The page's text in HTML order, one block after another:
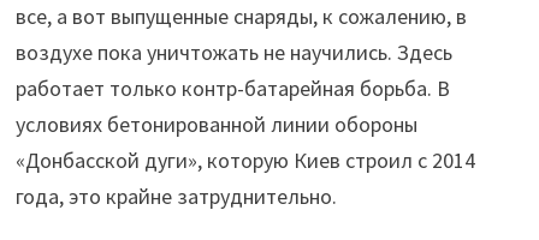
все, а вот выпущенные снаряды, к сожалению, в
воздухе пока уничтожать не научились. Здесь
работает только контр-батарейная борьба. В
условиях бетонированной линии обороны
«Донбасской дуги», которую Киев строил с 2014
года, это крайне затруднительно.